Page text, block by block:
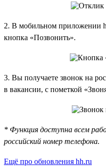
2. В мобильном приложении
кнопка «Позвонить».
3. Вы получаете звонок на
в вакансии, с пометкой
* Функция доступна всем
российский номер телефона.
Ещё про обновления hh.ru